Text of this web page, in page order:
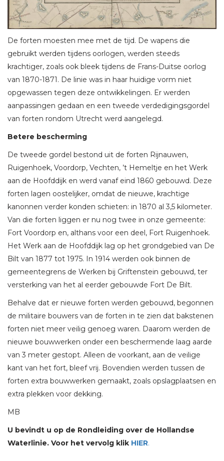
De forten moesten mee met de tijd. De wapens die
gebruikt werden tijdens oorlogen, werden steeds
krachtiger, zoals ook bleek tijdens de Frans-Duitse oorlog
van 1870-1871. De linie was in haar huidige vorm niet
opgewassen tegen deze ontwikkelingen. Er werden
aanpassingen gedaan en een tweede verdedigingsgordel
van forten rondom Utrecht werd aangelegd.
Betere bescherming
De tweede gordel bestond uit de forten Rijnauwen,
Ruigenhoek, Voordorp, Vechten, ’t Hemeltje en het Werk
aan de Hoofddijk en werd vanaf eind 1860 gebouwd. Deze
forten lagen oostelijker, omdat de nieuwe, krachtige
kanonnen verder konden schieten: in 1870 al 3,5 kilometer.
Van die forten liggen er nu nog twee in onze gemeente:
Fort Voordorp en, althans voor een deel, Fort Ruigenhoek.
Het Werk aan de Hoofddijk lag op het grondgebied van De
Bilt van 1877 tot 1975. In 1914 werden ook binnen de
gemeentegrens de Werken bij Griftenstein gebouwd, ter
versterking van het al eerder gebouwde Fort De Bilt.
Behalve dat er nieuwe forten werden gebouwd, begonnen
de militaire bouwers van de forten in te zien dat bakstenen
forten niet meer veilig genoeg waren. Daarom werden de
nieuwe bouwwerken onder een beschermende laag aarde
van 3 meter gestopt. Alleen de voorkant, aan de veilige
kant van het fort, bleef vrij. Bovendien werden tussen de
forten extra bouwwerken gemaakt, zoals opslagplaatsen en
extra plekken voor dekking.
MB
U bevindt u op de Rondleiding over de Hollandse
Waterlinie. Voor het vervolg klik HIER.